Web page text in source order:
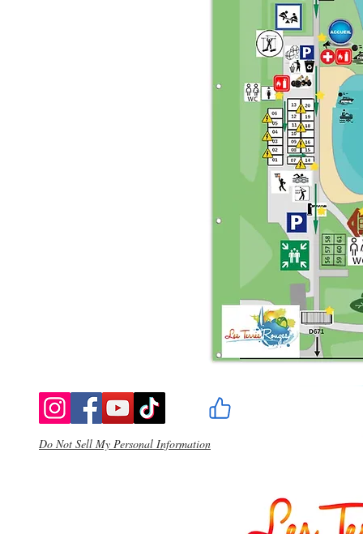
Do Not Sell My Personal Information